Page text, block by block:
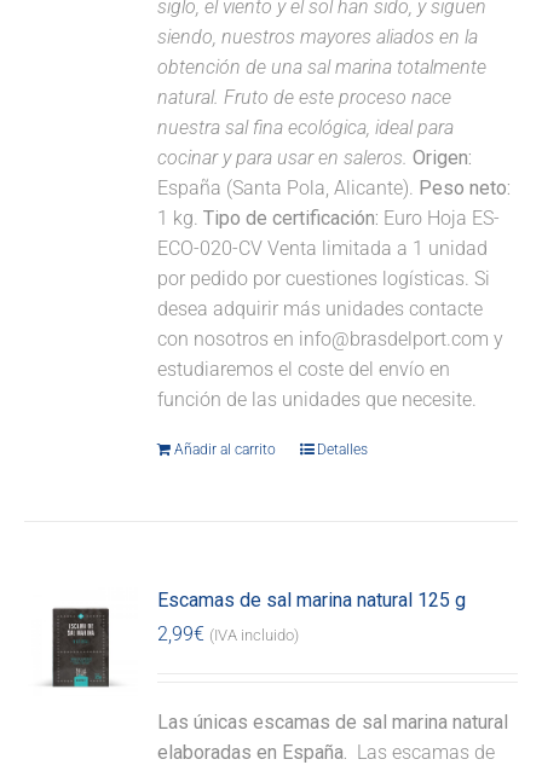
siglo, el viento y el sol han sido, y siguen
siendo, nuestros mayores aliados en la
obtención de una sal marina totalmente
natural. Fruto de este proceso nace
nuestra sal fina ecológica, ideal para
cocinar y para usar en saleros. Origen:
España (Santa Pola, Alicante). Peso neto:
1 kg.Tipo de certificación: Euro Hoja ES-
ECO-020-CV Venta limitada a 1 unidad
por pedido por cuestiones logísticas. Si
desea adquirir más unidades contacte
con nosotros en info@brasdelport.com y
estudiaremos el coste del envío en
función de las unidades que necesite.
Añadir al carrito Detalles
Escamas de sal marina natural 125 g
2,99€ (IVA incluido)
Las únicas escamas de sal marina natural
elaboradas en España. Las escamas de